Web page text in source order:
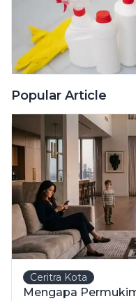
Popular Article
Ceritra Kota
Mengapa